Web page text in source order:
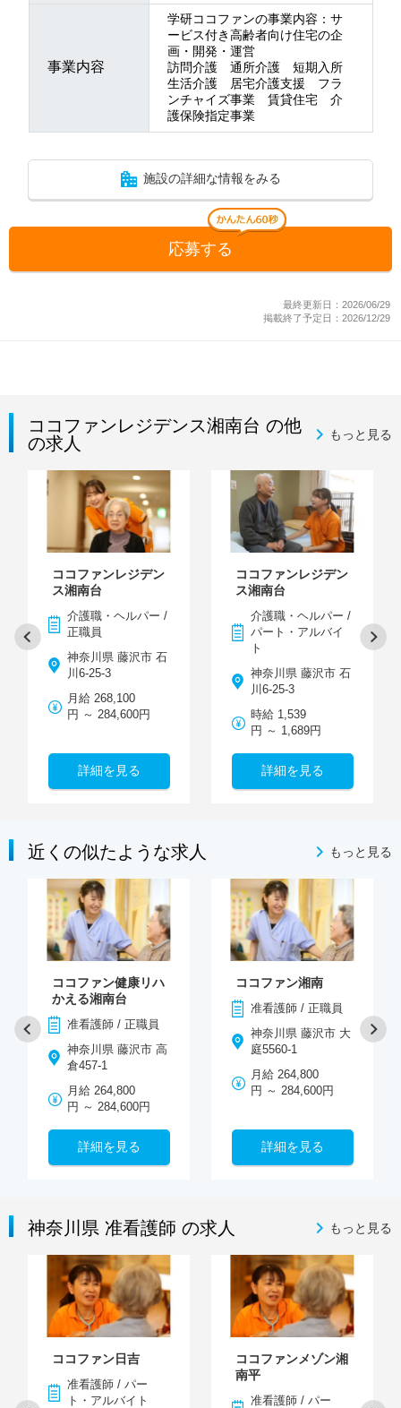
事業内容
学研ココファンの事業内容：サ
ービス付き高齢者向け住宅の企
画・開発・運営
訪問介護 通所介護 短期入所
生活介護 居宅介護支援 フラ
ンチャイズ事業 賃貸住宅 介
護保険指定事業
施設の詳細な情報をみる
応募する
最終更新日：2026/06/29
掲載終了予定日：2026/12/29
ココファンレジデンス湘南台 の他
の求人
もっと見る
ココファンレジデン
ス湘南台
介護職・ヘルパー /
正職員
神奈川県 藤沢市 石
川6-25-3
月給 268,100
円 ～ 284,600円
詳細を見る
ココファンレジデン
ス湘南台
介護職・ヘルパー /
パート・アルバイ
ト
神奈川県 藤沢市 石
川6-25-3
時給 1,539
円 ～ 1,689円
詳細を見る
近くの似たような求人 もっと見る
ココファン健康リハ
かえる湘南台
准看護師 / 正職員
神奈川県 藤沢市 高
倉457-1
月給 264,800
円 ～ 284,600円
詳細を見る
ココファン湘南
准看護師 / 正職員
神奈川県 藤沢市 大
庭5560-1
月給 264,800
円 ～ 284,600円
詳細を見る
神奈川県 准看護師 の求人 もっと見る
ココファン日吉
准看護師 / パー
ト・アルバイト
ココファンメゾン湘
南平
准看護師 / パー